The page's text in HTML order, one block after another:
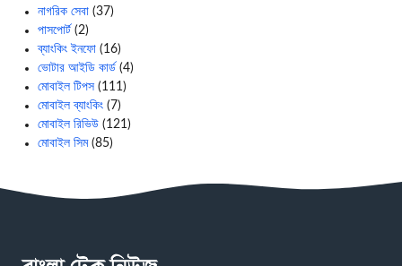
নাগরিক সেবা (37)
পাসপোর্ট (2)
ব্যাংকিং ইনফো (16)
ভোটার আইডি কার্ড (4)
মোবাইল টিপস (111)
মোবাইল ব্যাংকিং (7)
মোবাইল রিভিউ (121)
মোবাইল সিম(85)